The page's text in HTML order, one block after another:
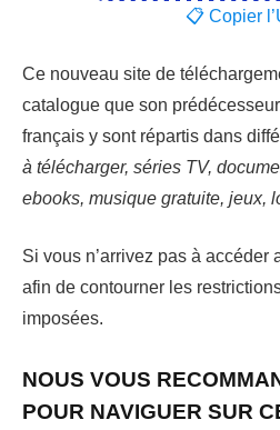
📋 Copier
Ce nouveau site de
catalogue que son
français y sont répartis dans
à télécharger, séries TV,
ebooks, musique gratuite, jeux,
Si vous n’arrivez pas à accéder
afin de contourner les
imposées.
NOUS VOUS
POUR NAVIGUER SUR